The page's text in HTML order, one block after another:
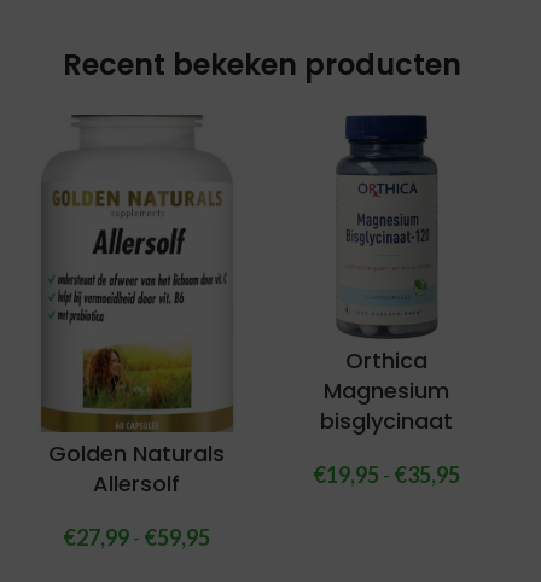
Recent bekeken producten
Golden Naturals
Allersolf
€27,99- €59,95
Orthica
Magnesium
bisglycinaat
€19,95 - €35,95